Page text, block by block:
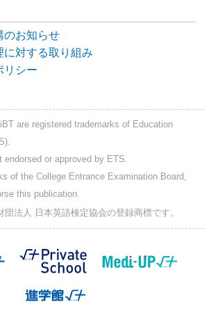
のお知らせ
に対する取り組み
リシー
are registered trademarks of Education
endorsed or approved by ETS.
of the College Entrance Examination Board,
this publication.
団法人 日本英語検定協会の登録商標です。